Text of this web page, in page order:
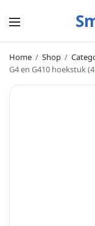
Home / Shop /
G4 en G410 hoekstuk